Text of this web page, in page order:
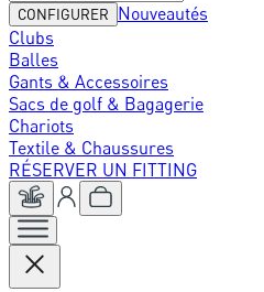
CONFIGURER
Nouveautés
Clubs
Balles
Gants & Accessoires
Sacs de golf & Bagagerie
Chariots
Textile & Chaussures
RÉSERVER UN FITTING